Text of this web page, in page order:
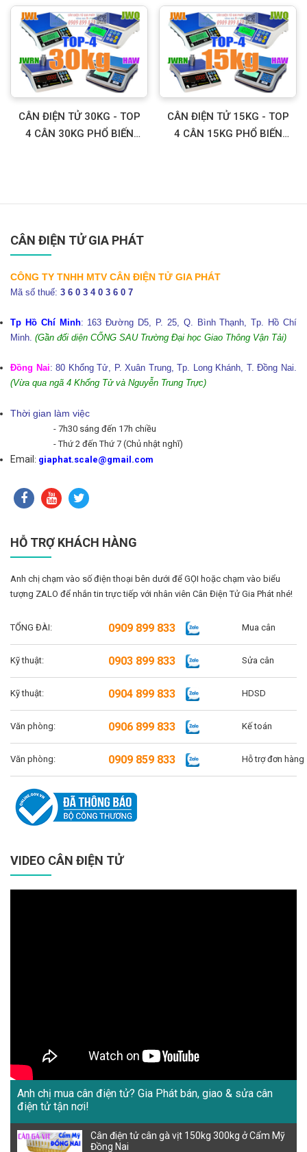
NHẤT
CÂN ĐIỆN TỬ 30KG - TOP
4 CÂN 30KG PHỔ BIẾN
CÂN ĐIỆN TỬ 15KG - TOP
4 CÂN 15KG PHỔ BIẾN
CÂN ĐIỆN TỬ GIA PHÁT
CÔNG TY TNHH MTV CÂN ĐIỆN TỬ GIA PHÁT
Mã số thuế: 3 6 0 3 4 0 3 6 0 7
Tp Hồ Chí Minh: 163 Đường D5, P. 25, Q. Bình Thạnh, Tp. Hồ Chí
Minh. (Gần đối diện CỔNG SAU Trường Đại học Giao Thông Vận Tải)
Đồng Nai: 80 Khổng Tử, P. Xuân Trung, Tp. Long Khánh, T. Đồng Nai.
(Vừa qua ngã 4 Khổng Tử và Nguyễn Trung Trực)
Thời gian làm việc
- 7h30 sáng đến 17h chiều
- Thứ 2 đến Thứ 7 (Chủ nhật nghĩ)
Email: giaphat.scale@gmail.com
HỖ TRỢ KHÁCH HÀNG
Anh chị chạm vào số điện thoại bên dưới để GỌI hoặc chạm vào biểu
tượng ZALO để nhắn tin trực tiếp với nhân viên Cân Điện Tử Gia Phát nhé!
TỔNG ĐÀI: 0909 899 833 Mua cân
Kỹ thuật: 0903 899 833 Sửa cân
Kỹ thuật: 0904 899 833 HDSD
Văn phòng: 0906 899 833 Kế toán
Văn phòng: 0909 859 833 Hỗ trợ đơn hàng
VIDEO CÂN ĐIỆN TỬ
Anh chị mua cân điện tử? Gia Phát bán, giao & sửa cân
điện tử tận nơi!
Cân điện tử cân gà vịt 150kg 300kg ở Cẩm Mỹ
Đồng Nai